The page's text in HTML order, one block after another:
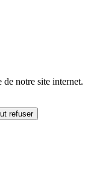
de notre site internet.
refuser